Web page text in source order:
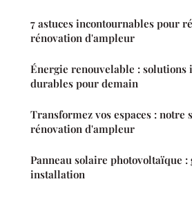
7 astuces incontournables pour
rénovation d'ampleur
Énergie renouvelable : solutions
durables pour demain
Transformez vos espaces : notre
rénovation d'ampleur
Panneau solaire photovoltaïque :
installation